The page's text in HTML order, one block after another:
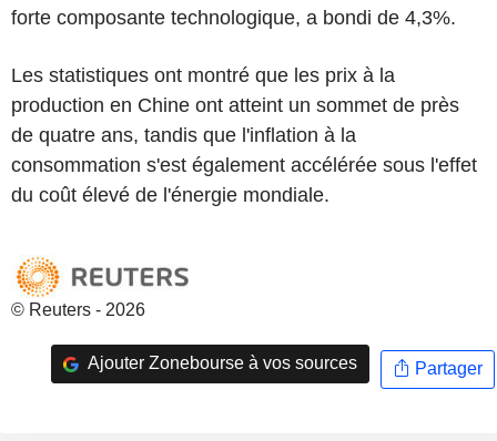
forte composante technologique, a bondi de 4,3%.
Les statistiques ont montré que les prix à la
production en Chine ont atteint un sommet de près
de quatre ans, tandis que l'inflation à la
consommation s'est également accélérée sous l'effet
du coût élevé de l'énergie mondiale.
© Reuters - 2026
Ajouter Zonebourse à vos sources Partager